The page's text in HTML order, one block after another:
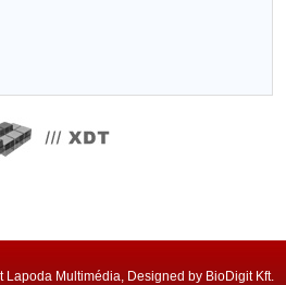
Multimédia, Designed by BioDigit Kft.